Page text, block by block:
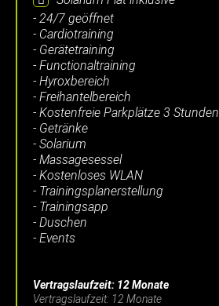
- 24/7 geöffnet
- Cardiotraining
- Gerätetraining
- Functionaltraining
- Hyroxbereich
- Freihantelbereich
- Kostenfreie Parkplätze 3 Stunden
- Getränke
- Solarium
- Massagesessel
- Kostenloses WLAN
- Trainingsplanerstellung
- Trainingsapp
- Duschen
- Events
Vertragslaufzeit: 12 Monate
Vertragslaufzeit: 12 Monate